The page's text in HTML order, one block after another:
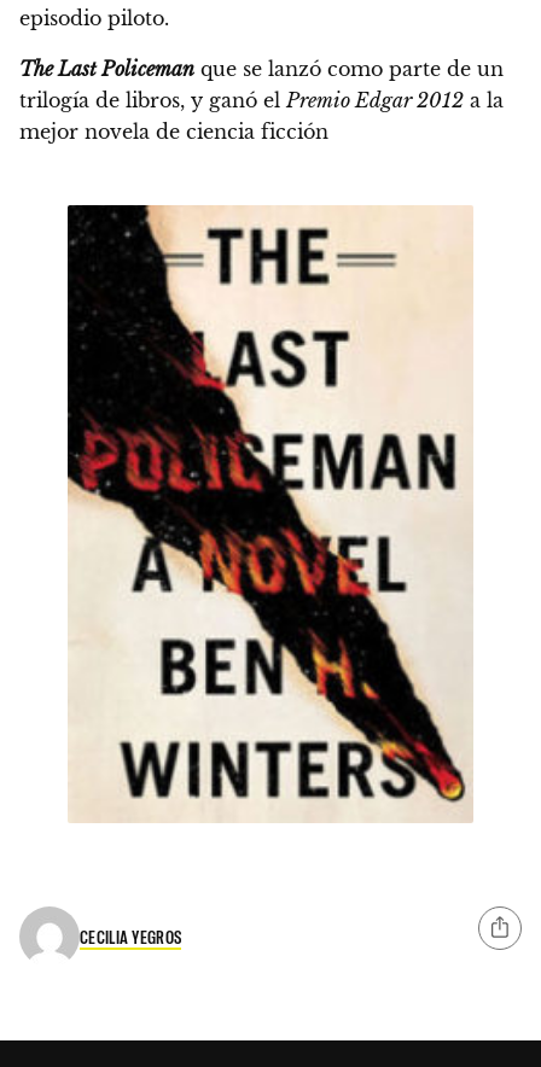
episodio piloto.
The Last Policeman que se lanzó como parte de un
trilogía de libros, y ganó elPremio Edgar 2012 a la
mejor novela de ciencia ficción
CECILIA YEGROS